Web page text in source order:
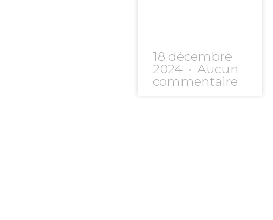
18 décembre
2024
Aucun
commentaire